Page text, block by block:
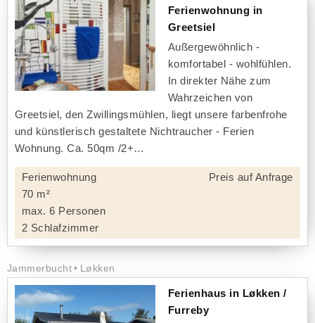
Ferienwohnung in
Greetsiel
Außergewöhnlich -
komfortabel - wohlfühlen.
In direkter Nähe zum
Wahrzeichen von
Greetsiel, den Zwillingsmühlen, liegt unsere farbenfrohe
und künstlerisch gestaltete Nichtraucher - Ferien
Wohnung. Ca. 50qm /2+
Ferienwohnung
70 m²
max. 6 Personen
2 Schlafzimmer
Preis auf Anfrage
Jammerbucht Løkken
Ferienhaus in Løkken /
Furreby